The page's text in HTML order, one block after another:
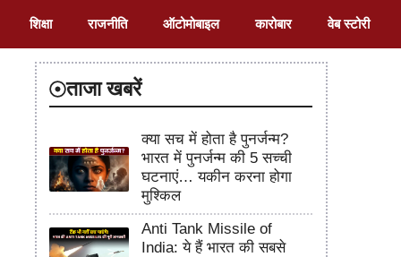
शिक्षा राजनीति ऑटोमोबाइल कारोबार वेब स्टोरी
ताजा खबरें
क्या सच में होता है पुनर्जन्म?
भारत में पुनर्जन्म की 5 सच्ची
घटनाएं… यकीन करना होगा
मुश्किल
Anti Tank Missile of
India: ये हैं भारत की सबसे